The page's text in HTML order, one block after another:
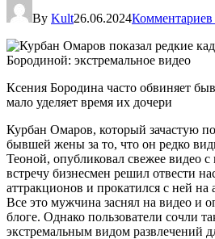
By Kult26.06.2024Комментариев
Ксения Бородина часто обвиняет
мало уделяет время их дочери
Курбан Омаров, который зачастую
бывшей жены за то, что он редко
Теоной, опубликовал свежее видео
встречу бизнесмен решил отвести
аттракционов и прокатился с ней на
Все это мужчина заснял на видео и
блоге. Однако пользователи сочли
экстремальным видом развлечений